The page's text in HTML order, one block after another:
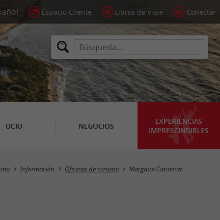
Espacio Cliente Libros de Viaje Conectar
OCIO NEGOCIOS
EXPERIENCIAS
IMPRESCINDIBLES
Masquer la carte
Información Oficinas de turismo Margaux-Cantenac